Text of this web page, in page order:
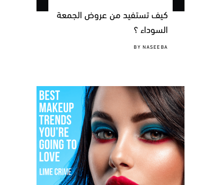
كيف تستفيد من عروض الجمعة
السوداء ؟
BY NASEEBA